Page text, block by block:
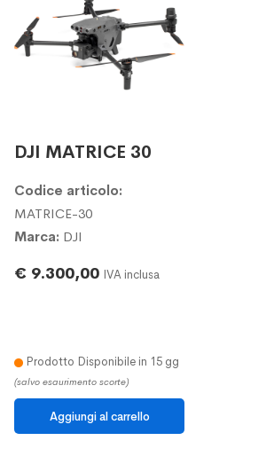
DJI MATRICE 30
Codice articolo:
MATRICE-30
Marca: DJI
€ 9.300,00 IVA inclusa
Prodotto Disponibile in 15 gg
(salvo esaurimento scorte)